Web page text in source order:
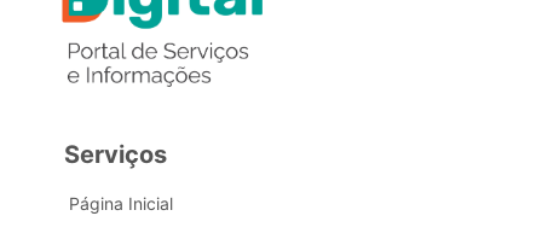
Serviços
Página Inicial